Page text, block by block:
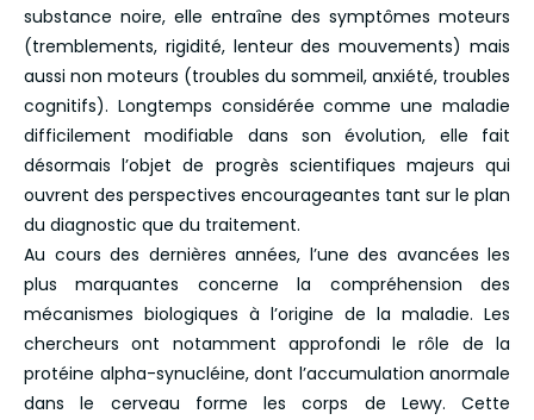
substance noire, elle entraîne des symptômes moteurs
(tremblements, rigidité, lenteur des mouvements) mais
aussi non moteurs (troubles du sommeil, anxiété, troubles
cognitifs). Longtemps considérée comme une maladie
difficilement modifiable dans son évolution, elle fait
désormais l’objet de progrès scientifiques majeurs qui
ouvrent des perspectives encourageantes tant sur le plan
du diagnostic que du traitement.
Au cours des dernières années, l’une des avancées les
plus marquantes concerne la compréhension des
mécanismes biologiques à l’origine de la maladie. Les
chercheurs ont notamment approfondi le rôle de la
protéine alpha-synucléine, dont l’accumulation anormale
dans le cerveau forme les corps de Lewy. Cette